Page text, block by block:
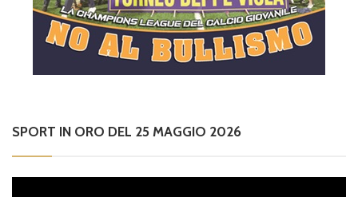
SPORT IN ORO DEL 25 MAGGIO 2026